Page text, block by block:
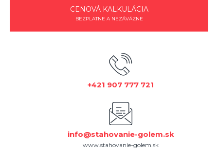
CENOVÁ KALKULÁCIA
BEZPLATNE A NEZÁVÄZNE
+421 907 777 721
info@stahovanie-golem.sk
www.stahovanie-golem.sk